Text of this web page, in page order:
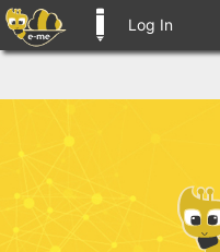
Log In